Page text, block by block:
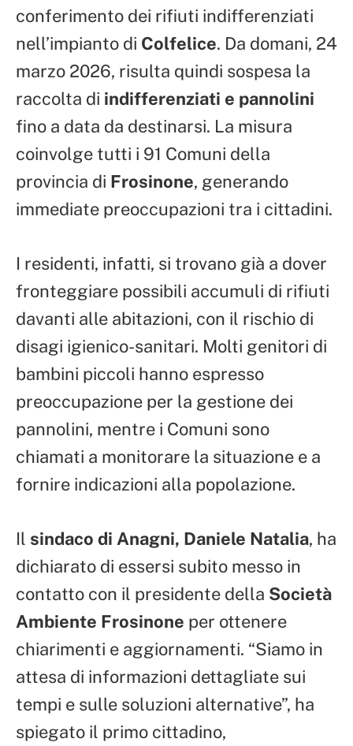
conferimento dei rifiuti indifferenziati
nell’impianto di Colfelice. Da domani, 24
marzo 2026, risulta quindi sospesa la
raccolta di indifferenziati e pannolini
fino a data da destinarsi. La misura
coinvolge tutti i 91 Comuni della
provincia di Frosinone, generando
immediate preoccupazioni tra i cittadini.
I residenti, infatti, si trovano già a dover
fronteggiare possibili accumuli di rifiuti
davanti alle abitazioni, con il rischio di
disagi igienico-sanitari. Molti genitori di
bambini piccoli hanno espresso
preoccupazione per la gestione dei
pannolini, mentre i Comuni sono
chiamati a monitorare la situazione e a
fornire indicazioni alla popolazione.
Il sindaco di Anagni, Daniele Natalia, ha
dichiarato di essersi subito messo in
contatto con il presidente della Società
Ambiente Frosinone per ottenere
chiarimenti e aggiornamenti. “Siamo in
attesa di informazioni dettagliate sui
tempi e sulle soluzioni alternative”, ha
spiegato il primo cittadino,